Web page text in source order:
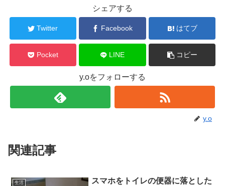
シェアする
Twitter Facebook はてブ
Pocket LINE コピー
y.oをフォローする
y.o
関連記事
生活
スマホをトイレの便器に落とした